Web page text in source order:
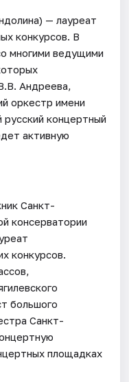
— лауреат
конкурсов. В
многими ведущими
Андреева,
оркестр имени
концертный
активную
Санкт-
консерватории
конкурсов.
большого
Санкт-
площадках